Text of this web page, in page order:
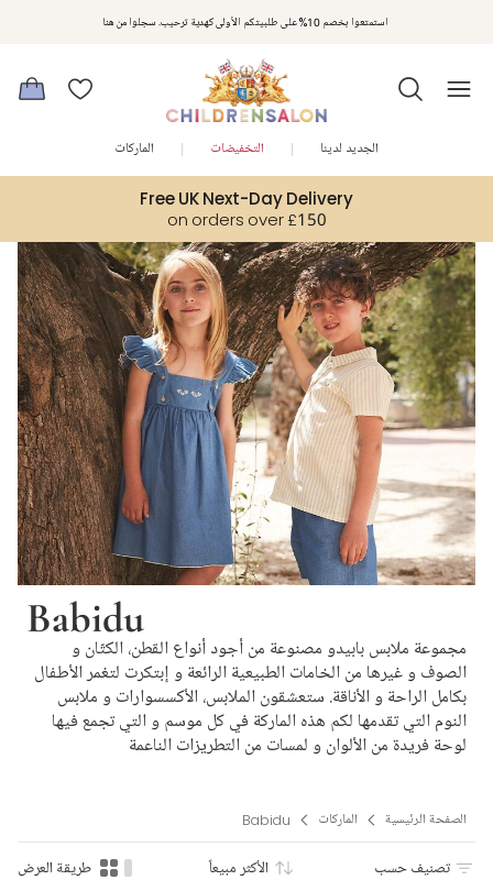
استمتعوا بخصم 10% على طلبيتكم الأولى كهدية ترحيب. سجلوا من هنا
مكافآت تشلدرن صالون | اجمعوا النقاط مع كل عملية شراء لتحصلوا على هدايا حصرية وعروض مصممة خصيصا لتلبي
متطلباتكم
Free UK Next-Day Delivery
on orders over £150
الجديد لدينا التخفيضات الماركات
Babidu
مجموعة ملابس بابيدو مصنوعة من أجود أنواع القطن، الكتّان و
الصوف و غيرها من الخامات الطبيعية الرائعة و إبتكرت لتغمر الأطفال
بكامل الراحة و الأناقة. ستعشقون الملابس، الأكسسوارات و ملابس
النوم التي تقدمها لكم هذه الماركة في كل موسم و التي تجمع فيها
لوحة فريدة من الألوان و لمسات من التطريزات الناعمة
الصفحة الرئيسية الماركات Babidu
تصنيف حسب الأكثر مبيعاً طريقة العرض